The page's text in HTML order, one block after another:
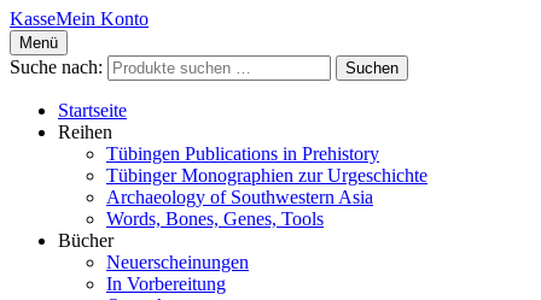
KasseMein Konto
Menü
Suche nach: Suchen
Startseite
Reihen
Tübingen Publications in Prehistory
Tübinger Monographien zur Urgeschichte
Archaeology of Southwestern Asia
Words, Bones, Genes, Tools
Bücher
Neuerscheinungen
In Vorbereitung